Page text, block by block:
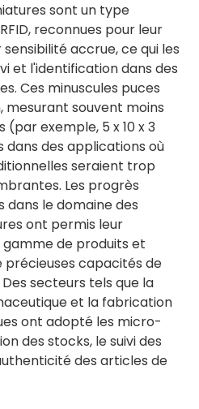
sont un type
reconnues pour leur
accrue, ce qui les
et l'identification dans des
Ces minuscules puces
mesurant souvent moins
exemple, 5 x 10 x 3
dans des applications où
seraient trop
Les progrès
dans le domaine des
ont permis leur
de produits et
capacités de
secteurs tels que la
et la fabrication
ont adopté les micro-
des stocks, le suivi des
des articles de